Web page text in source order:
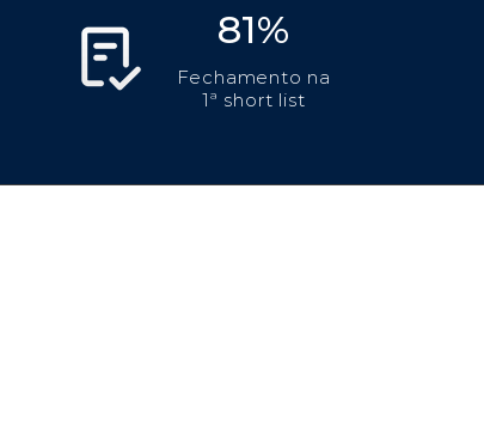
81%
Fechamento na
1ª short list